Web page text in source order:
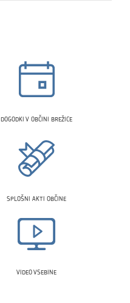
DOGODKI V OBČINI BREŽICE
SPLOŠNI AKTI OBČINE
VIDEO VSEBINE